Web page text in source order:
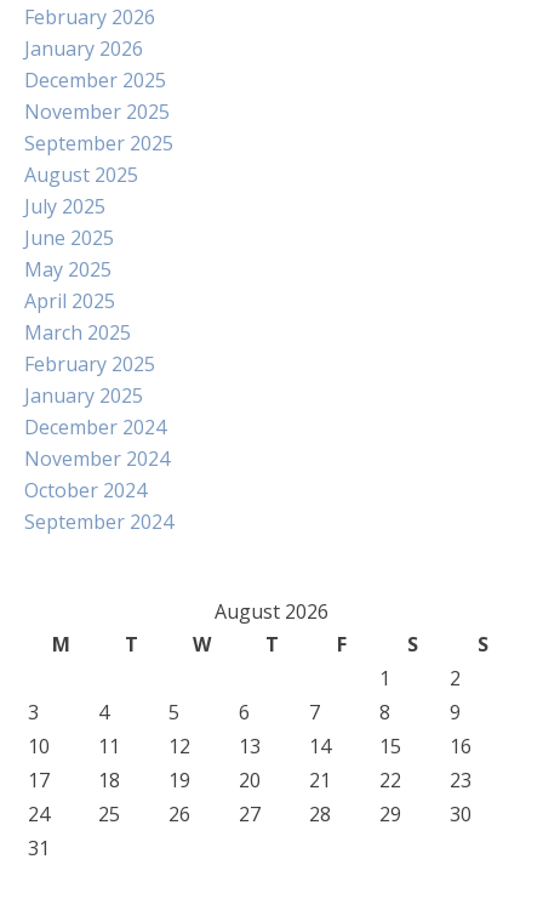
February 2026
January 2026
December 2025
November 2025
September 2025
August 2025
July 2025
June 2025
May 2025
April 2025
March 2025
February 2025
January 2025
December 2024
November 2024
October 2024
September 2024
August 2026
M
T W T F S
S
1
2
3
4 5 6 7 8
9
10
11 12 13 14 15
16
17
18 19 20 21 22
23
24
25 26 27 28 29
30
31